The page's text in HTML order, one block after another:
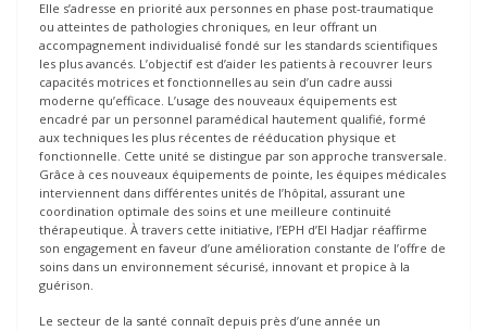
Elle s’adresse en priorité aux personnes en phase post-traumatique
ou atteintes de pathologies chroniques, en leur offrant un
accompagnement individualisé fondé sur les standards scientifiques
les plus avancés. L’objectif est d’aider les patients à recouvrer leurs
capacités motrices et fonctionnelles au sein d’un cadre aussi
moderne qu’efficace. L’usage des nouveaux équipements est
encadré par un personnel paramédical hautement qualifié, formé
aux techniques les plus récentes de rééducation physique et
fonctionnelle. Cette unité se distingue par son approche transversale.
Grâce à ces nouveaux équipements de pointe, les équipes médicales
interviennent dans différentes unités de l’hôpital, assurant une
coordination optimale des soins et une meilleure continuité
thérapeutique. À travers cette initiative, l’EPH d’El Hadjar réaffirme
son engagement en faveur d’une amélioration constante de l’offre de
soins dans un environnement sécurisé, innovant et propice à la
guérison.
Le secteur de la santé connaît depuis près d’une année un